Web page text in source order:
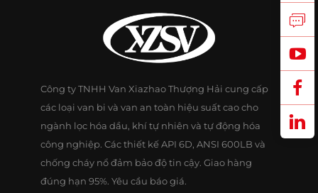
Công ty TNHH Van Xiazhao Thượng Hải cung cấp
các loại van bi và van an toàn hiệu suất cao cho
ngành lọc hóa dầu, khí tự nhiên và tự động hóa
công nghiệp. Các thiết kế API 6D, ANSI 600LB và
chống cháy nổ đảm bảo độ tin cậy. Giao hàng
đúng hạn 95%. Yêu cầu báo giá.